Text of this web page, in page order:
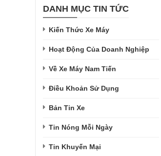
DANH MỤC TIN TỨC
Kiến Thức Xe Máy
Hoạt Động Của Doanh Nghiệp
Về Xe Máy Nam Tiến
Điều Khoản Sử Dụng
Bản Tin Xe
Tin Nóng Mỗi Ngày
Tin Khuyến Mại